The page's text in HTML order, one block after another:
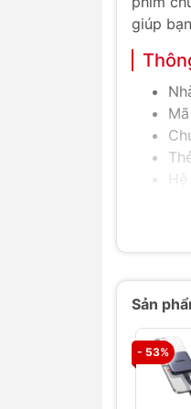
giúp
Sản
- 53%